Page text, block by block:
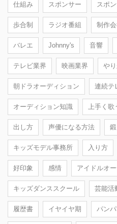
仕組み スポンサー スポ
歩合制 ラジオ番組 制作
バレエ Johnny's 音響
テレビ業界 映画業界 や
朝ドラオーディション 連続テ
オーディション知識 上手く
出し方 声優になる方法
キッズモデル事務所 入り方
好印象 感情 アイドルオ
キッズダンススクール 芸能活
履歴書 イヤイヤ期 パン